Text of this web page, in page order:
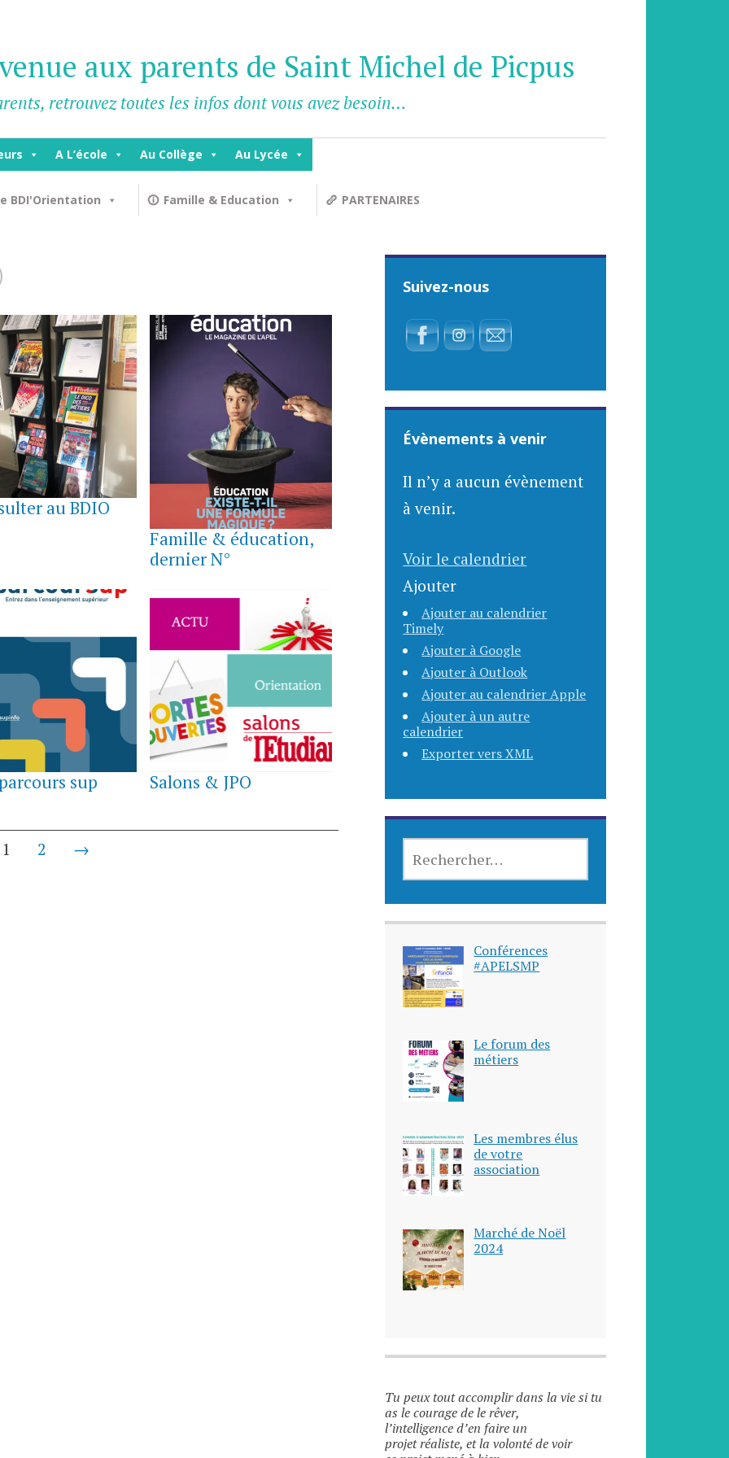
aux parents de Saint Michel de Picpus
retrouvez toutes les infos dont vous avez besoin…
A L’école Au Collège Au Lycée
BDI'Orientation Famille & Education PARTENAIRES
au BDIO
SEPTEMBRE
2023
Famille & éducation,
dernier N°
sup
3
2023
Salons & JPO
1 2 →
Suivez-nous
Évènements à venir
Il n’y a aucun évènement
à venir.
Voir le calendrier
Ajouter
Ajouter au calendrier
Timely
Ajouter à Google
Ajouter à Outlook
Ajouter au calendrier Apple
Ajouter à un autre
calendrier
Exporter vers XML
Conférences
#APELSMP
Le forum des
métiers
Les membres élus
de votre
association
Marché de Noël
2024
Tu peux tout accomplir dans la vie si tu
as le courage de le rêver,
l’intelligence d’en faire un
projet réaliste, et la volonté de voir